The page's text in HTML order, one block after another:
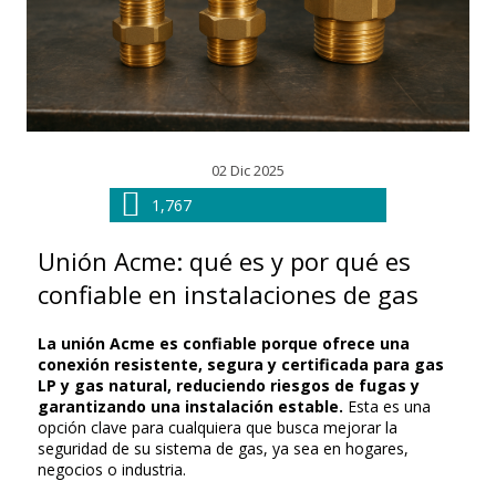
02 Dic 2025
1,767
Unión Acme: qué es y por qué es
confiable en instalaciones de gas
La unión Acme es confiable porque ofrece una
conexión resistente, segura y certificada para gas
LP y gas natural, reduciendo riesgos de fugas y
garantizando una instalación estable. Esta es una
opción clave para cualquiera que busca mejorar la
seguridad de su sistema de gas, ya sea en hogares,
negocios o industria.